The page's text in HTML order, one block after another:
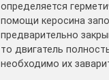
определяется
помощи керосина
предварительно
то двигатель
необходимо их